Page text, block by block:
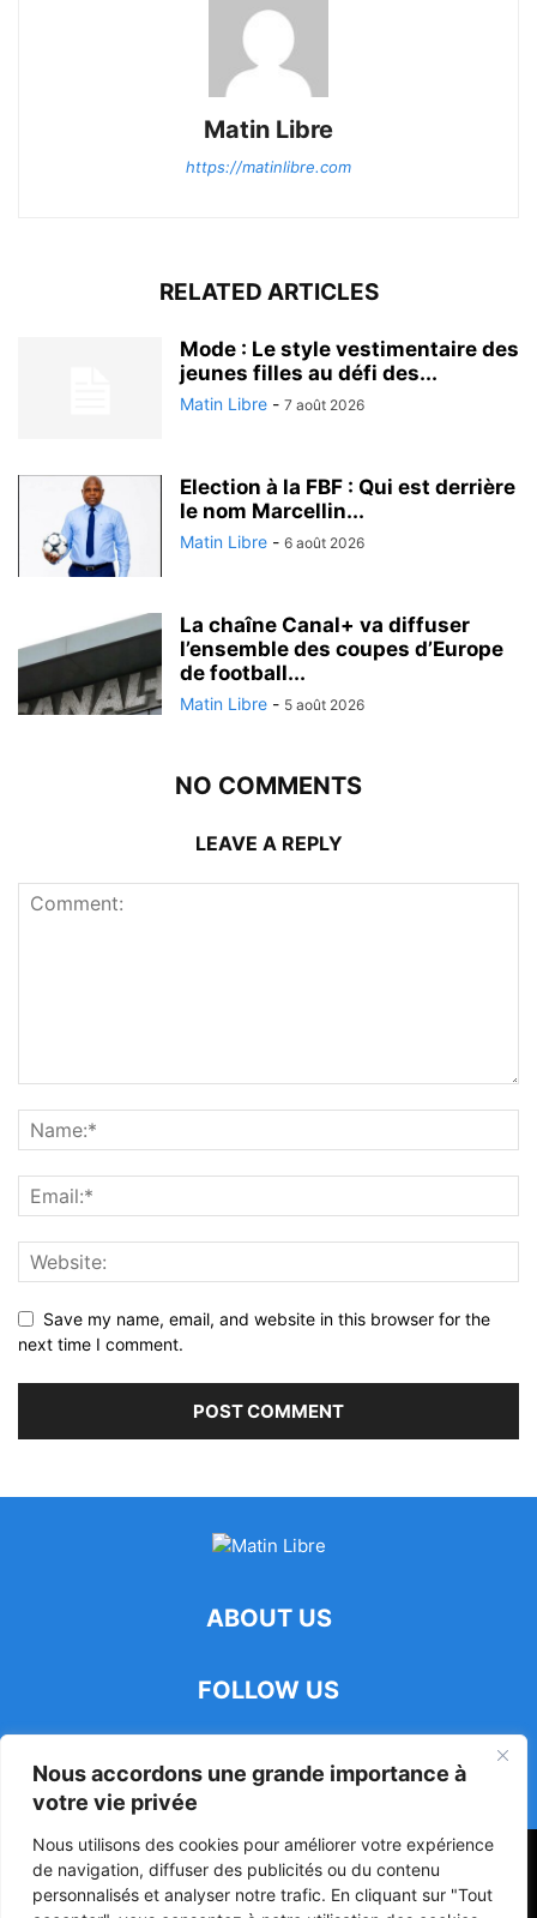
Nous accordons une grande importance à
votre vie privée
Nous utilisons des cookies pour améliorer votre expérience
de navigation, diffuser des publicités ou du contenu
personnalisés et analyser notre trafic. En cliquant sur "Tout
Matin Libre
https://matinlibre.com
RELATED ARTICLES
Mode : Le style vestimentaire des
jeunes filles au défi des...
Matin Libre - 7 août 2026
Election à la FBF : Qui est derrière
le nom Marcellin...
Matin Libre - 6 août 2026
La chaîne Canal+ va diffuser
l’ensemble des coupes d’Europe
de football...
Matin Libre - 5 août 2026
NO COMMENTS
LEAVE A REPLY
Save my name, email, and website in this browser for the
next time I comment.
ABOUT US
FOLLOW US
47ᵉ Assemblée Mondiale sur la Protection de la Vie Privée: Me
Luciano Hounkponou représente le Bénin à Séoul